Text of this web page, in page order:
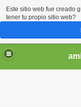
Este sitio web fue creado
tener tu propio sitio web?